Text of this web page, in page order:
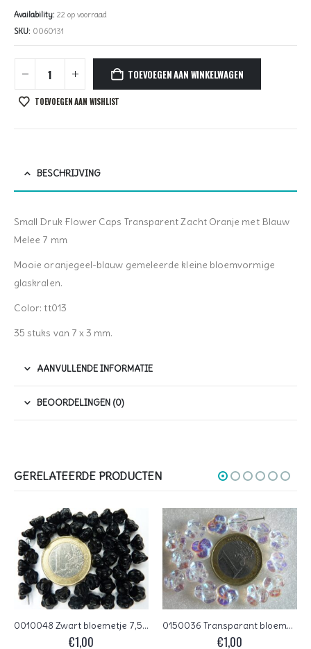
Availability: 22 op voorraad
SKU: 0060131
TOEVOEGEN AAN WINKELWAGEN
TOEVOEGEN AAN WISHLIST
BESCHRIJVING
Small Druk Flower Caps Transparent Zacht Oranje met Blauw
Melee 7 mm
Mooie oranjegeel-blauw gemeleerde kleine bloemvormige
glaskralen.
Color: tt013
35 stuks van 7 x 3 mm.
AANVULLENDE INFORMATIE
BEOORDELINGEN (0)
GERELATEERDE PRODUCTEN
0010048 Zwart bloemetje 7,5 x 5,5
€1,00
0150036 Transparant bloemvormig met AB
€1,00